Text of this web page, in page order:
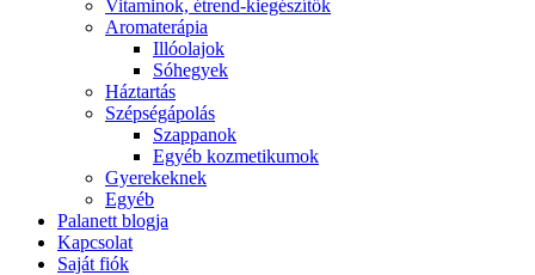
Vitaminok, étrend-kiegészítők
Aromaterápia
Illóolajok
Sóhegyek
Háztartás
Szépségápolás
Szappanok
Egyéb kozmetikumok
Gyerekeknek
Egyéb
Palanett blogja
Kapcsolat
Saját fiók